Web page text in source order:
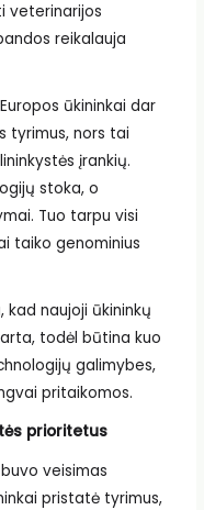
veterinarijos
reikalauja
ūkininkai dar
tyrimus, nors tai
įrankių.
stoka, o
Tuo tarpu visi
taiko genominius
naujoji ūkininkų
todėl būtina kuo
galimybes,
pritaikomos.
prioritetus
veisimas
pristatė tyrimus,